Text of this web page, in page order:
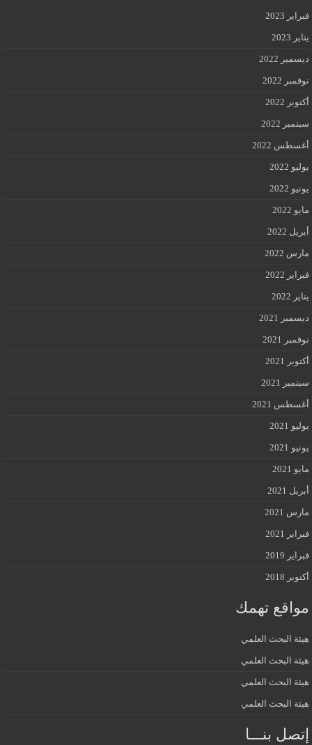
فبراير 2023
يناير 2023
ديسمبر 2022
نوفمبر 2022
أكتوبر 2022
سبتمبر 2022
أغسطس 2022
يوليو 2022
يونيو 2022
مايو 2022
أبريل 2022
مارس 2022
فبراير 2022
يناير 2022
ديسمبر 2021
نوفمبر 2021
أكتوبر 2021
سبتمبر 2021
أغسطس 2021
يوليو 2021
يونيو 2021
مايو 2021
أبريل 2021
مارس 2021
فبراير 2021
فبراير 2019
أكتوبر 2018
مواقع تهمك
هيئة البحث العلمي
هيئة البحث العلمي
هيئة البحث العلمي
هيئة البحث العلمي
إتصل بنـــا